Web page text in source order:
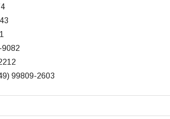
9082
99809-2603